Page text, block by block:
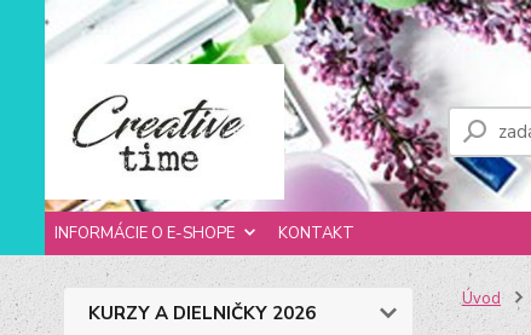
INFORMÁCIE O E-SHOPE KONTAKT
KURZY A DIELNIČKY 2026
Úvod